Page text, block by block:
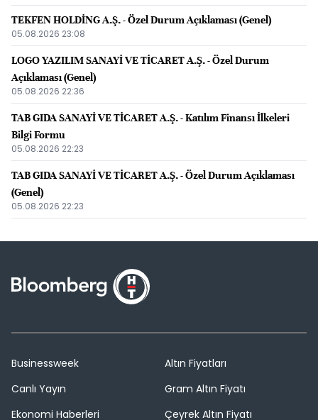
TEKFEN HOLDİNG A.Ş. - Özel Durum Açıklaması (Genel)
05.08.2026 23:08
LOGO YAZILIM SANAYİ VE TİCARET A.Ş. - Özel Durum
Açıklaması (Genel)
05.08.2026 22:36
TAB GIDA SANAYİ VE TİCARET A.Ş. - Katılım Finansı İlkeleri
Bilgi Formu
05.08.2026 22:23
TAB GIDA SANAYİ VE TİCARET A.Ş. - Özel Durum Açıklaması
(Genel)
05.08.2026 22:23
Businessweek
Canlı Yayın
Ekonomi Haberleri
Altın Fiyatları
Gram Altın Fiyatı
Çeyrek Altın Fiyatı